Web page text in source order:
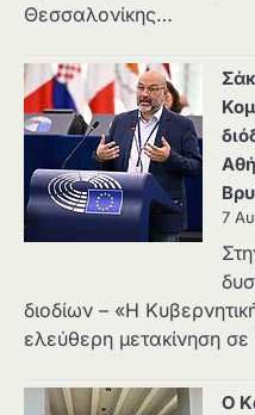
Θεσσαλονίκης…
7
διοδίων – «Η
ελεύθερη μετακίνηση
Ο